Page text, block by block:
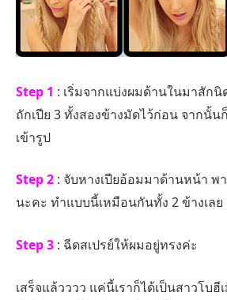
Step 1 : เริ่มจากแบ่งผมด้านในมาสัก
ถักเปีย 3 ทั้งสองข้างมัดไว้ก่อน จากนั้น
เข้ารูป
Step 2 : จับหางเปียอ้อมมาด้านหน้า พ
นะคะ ทำแบบนี้เหมือนกันทั้ง 2 ข้างเลย
Step 3 : ฉีดสเปรย์ให้ผมอยู่ทรงค่ะ
เสร็จแล้วววว แค่นี้เราก็ได้เป็นสาวโบ